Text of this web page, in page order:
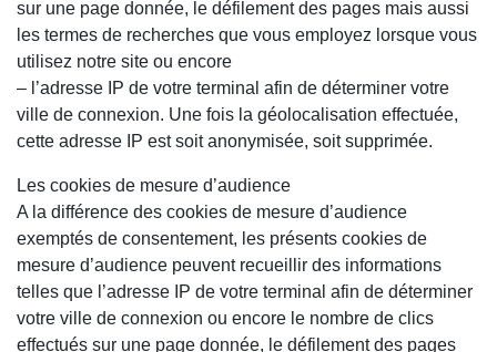
sur une page donnée, le défilement des pages mais aussi
les termes de recherches que vous employez lorsque vous
utilisez notre site ou encore
– l’adresse IP de votre terminal afin de déterminer votre
ville de connexion. Une fois la géolocalisation effectuée,
cette adresse IP est soit anonymisée, soit supprimée.
Les cookies de mesure d’audience
A la différence des cookies de mesure d’audience
exemptés de consentement, les présents cookies de
mesure d’audience peuvent recueillir des informations
telles que l’adresse IP de votre terminal afin de déterminer
votre ville de connexion ou encore le nombre de clics
effectués sur une page donnée, le défilement des pages